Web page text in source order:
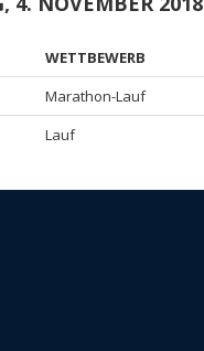
WETTBEWERB
Marathon-Lauf
Lauf